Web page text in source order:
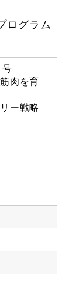
ログラム
肉を育
ー戦略